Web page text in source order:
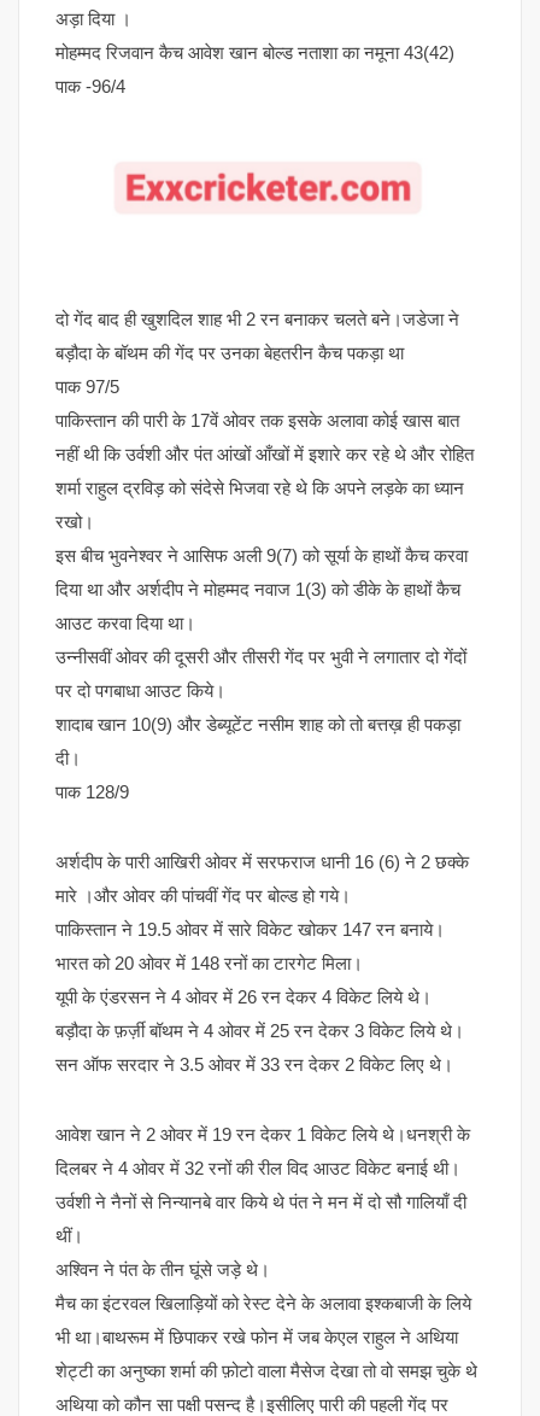
अड़ा दिया ।
मोहम्मद रिजवान कैच आवेश खान बोल्ड नताशा का नमूना 43(42)
पाक -96/4
दो गेंद बाद ही खुशदिल शाह भी 2 रन बनाकर चलते बने।जडेजा ने
बड़ौदा के बॉथम की गेंद पर उनका बेहतरीन कैच पकड़ा था
पाक 97/5
पाकिस्तान की पारी के 17वें ओवर तक इसके अलावा कोई खास बात
नहीं थी कि उर्वशी और पंत आंखों आँखों में इशारे कर रहे थे और रोहित
शर्मा राहुल द्रविड़ को संदेसे भिजवा रहे थे कि अपने लड़के का ध्यान
रखो।
इस बीच भुवनेश्वर ने आसिफ अली 9(7) को सूर्या के हाथों कैच करवा
दिया था और अर्शदीप ने मोहम्मद नवाज 1(3) को डीके के हाथों कैच
आउट करवा दिया था।
उन्नीसवीं ओवर की दूसरी और तीसरी गेंद पर भुवी ने लगातार दो गेंदों
पर दो पगबाधा आउट किये।
शादाब खान 10(9) और डेब्यूटेंट नसीम शाह को तो बत्तख़ ही पकड़ा
दी।
पाक 128/9
अर्शदीप के पारी आखिरी ओवर में सरफराज धानी 16 (6) ने 2 छक्के
मारे ।और ओवर की पांचवीं गेंद पर बोल्ड हो गये।
पाकिस्तान ने 19.5 ओवर में सारे विकेट खोकर 147 रन बनाये।
भारत को 20 ओवर में 148 रनों का टारगेट मिला।
यूपी के एंडरसन ने 4 ओवर में 26 रन देकर 4 विकेट लिये थे।
बड़ौदा के फ़र्ज़ी बॉथम ने 4 ओवर में 25 रन देकर 3 विकेट लिये थे।
सन ऑफ सरदार ने 3.5 ओवर में 33 रन देकर 2 विकेट लिए थे।
आवेश खान ने 2 ओवर में 19 रन देकर 1 विकेट लिये थे।धनश्री के
दिलबर ने 4 ओवर में 32 रनों की रील विद आउट विकेट बनाई थी।
उर्वशी ने नैनों से निन्यानबे वार किये थे पंत ने मन में दो सौ गालियाँ दी
थीं।
अश्विन ने पंत के तीन घूंसे जड़े थे।
मैच का इंटरवल खिलाड़ियों को रेस्ट देने के अलावा इश्कबाजी के लिये
भी था।बाथरूम में छिपाकर रखे फोन में जब केएल राहुल ने अथिया
शेट्टी का अनुष्का शर्मा की फ़ोटो वाला मैसेज देखा तो वो समझ चुके थे
अथिया को कौन सा पक्षी पसन्द है।इसीलिए पारी की पहली गेंद पर